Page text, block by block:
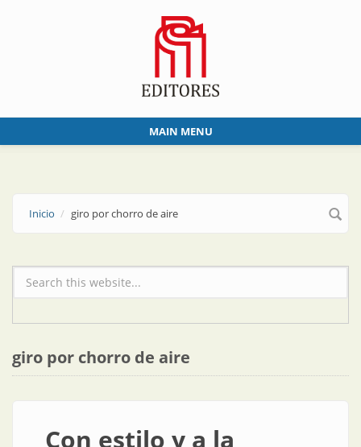
MAIN MENU
Inicio giro por chorro de aire
Formulario de búsqueda
giro por chorro de aire
Con estilo y a la